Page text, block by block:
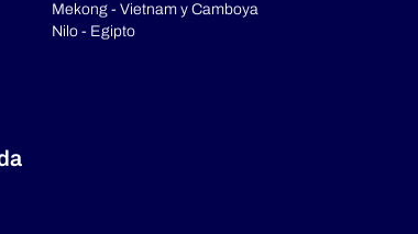
Mekong - Vietnam y Camboya
Nilo - Egipto